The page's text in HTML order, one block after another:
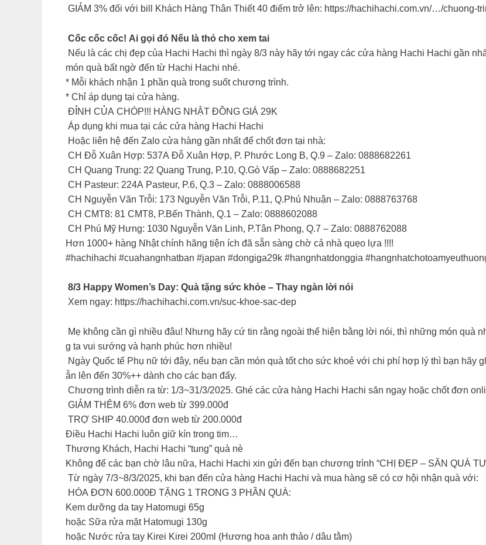
GIẢM 3% đối với bill Khách Hàng Thân Thiết 40 điểm trở lên: https://hachihachi.com.vn/…/chuong-
Cốc cốc cốc! Ai gọi đó Nếu là thỏ cho xem tai
Nếu là các chị đẹp của Hachi Hachi thì ngày 8/3 này hãy tới ngay các cửa hàng Hachi Hachi gần
món quà bất ngờ đến từ Hachi Hachi nhé.
* Mỗi khách nhận 1 phần quà trong suốt chương trình.
* Chỉ áp dụng tại cửa hàng.
️ ĐỈNH CỦA CHÓP!!! HÀNG NHẬT ĐỒNG GIÁ 29K
Áp dụng khi mua tại các cửa hàng Hachi Hachi
Hoặc liên hệ đến Zalo cửa hàng gần nhất để chốt đơn tại nhà:
CH Đỗ Xuân Hợp: 537A Đỗ Xuân Hợp, P. Phước Long B, Q.9 – Zalo: 0888682261
CH Quang Trung: 22 Quang Trung, P.10, Q.Gò Vấp – Zalo: 0888682251
CH Pasteur: 224A Pasteur, P.6, Q.3 – Zalo: 0888006588
CH Nguyễn Văn Trỗi: 173 Nguyễn Văn Trỗi, P.11, Q.Phú Nhuận – Zalo: 0888763768
CH CMT8: 81 CMT8, P.Bến Thành, Q.1 – Zalo: 0888602088
CH Phú Mỹ Hưng: 1030 Nguyễn Văn Linh, P.Tân Phong, Q.7 – Zalo: 0888762088
Hơn 1000+ hàng Nhật chính hãng tiện ích đã sẵn sàng chờ cả nhà quẹo lựa !!!!
#hachihachi #cuahangnhatban #japan #dongiga29k #hangnhatdonggia
8/3 Happy Women’s Day: Quà tặng sức khỏe – Thay ngàn lời nói
Xem ngay: https://hachihachi.com.vn/suc-khoe-sac-dep
Mẹ không cần gì nhiều đâu! Nhưng hãy cứ tin rằng ngoài thể hiện bằng lời nói, thì những món quà
g ta vui sướng và hạnh phúc hơn nhiều!
Ngày Quốc tế Phụ nữ tới đây, nếu bạn cần món quà tốt cho sức khoẻ với chi phí hợp lý thì bạn hãy
ẫn lên đến 30%++ dành cho các bạn đấy.
Chương trình diễn ra từ: 1/3~31/3/2025. Ghé các cửa hàng Hachi Hachi săn ngay hoặc chốt đơn
GIẢM THÊM 6% đơn web từ 399.000đ
TRỢ SHIP 40.000đ đơn web từ 200.000đ
Điều Hachi Hachi luôn giữ kín trong tim…
Thương Khách, Hachi Hachi “tung” quà nè
Không để các bạn chờ lâu nữa, Hachi Hachi xin gửi đến bạn chương trình “CHỊ ĐẸP – SĂN QUÀ
Từ ngày 7/3~8/3/2025, khi bạn đến cửa hàng Hachi Hachi và mua hàng sẽ có cơ hội nhận quà với:
HÓA ĐƠN 600.000Đ TẶNG 1 TRONG 3 PHẦN QUÀ:
Kem dưỡng da tay Hatomugi 65g
hoặc Sữa rửa mặt Hatomugi 130g
hoặc Nước rửa tay Kirei Kirei 200ml (Hương hoa anh thảo / dâu tằm)